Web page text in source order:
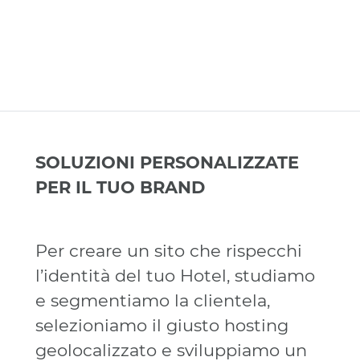
SOLUZIONI PERSONALIZZATE
PER IL TUO BRAND
Per creare un sito che rispecchi
l’identità del tuo Hotel, studiamo
e segmentiamo la clientela,
selezioniamo il giusto hosting
geolocalizzato e sviluppiamo un